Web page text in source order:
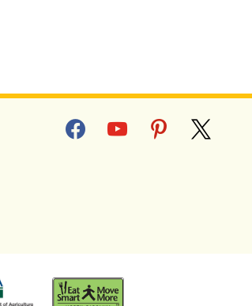
facebookyoutube pinterest